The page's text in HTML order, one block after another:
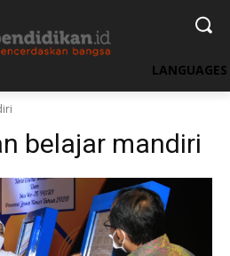
LANGUAGES
belajar mandiri